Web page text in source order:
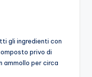
gli ingredienti con
privo di
ammollo per circa